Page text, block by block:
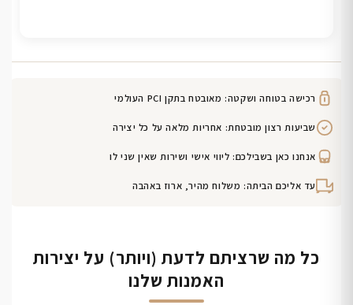
רכישה בטוחה ושקטה: מאובטח בתקן PCI העולמי
שביעות רצון מובטחת: אחריות מלאה על כל יצירה
אנחנו כאן בשבילכם: ליווי אישי ושירות שאין שני לו
עד אליכם הביתה: משלוח מהיר, ארוז באהבה
כל מה שרציתם לדעת (ויותר) על יצירות
האמנות שלנו